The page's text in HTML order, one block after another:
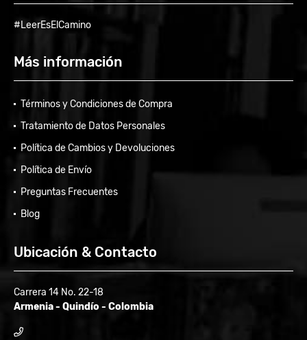
#LeerEsElCamino
Más información
Términos y Condiciones de Compra
Tratamiento de Datos Personales
Política de Cambios y Devoluciones
Política de Envío
Preguntas Frecuentes
Blog
Ubicación & Contacto
Carrera 14 No. 22-18
Armenia - Quindío - Colombia